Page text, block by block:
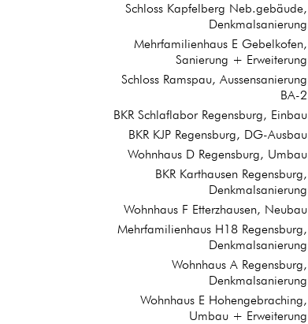
Schloss Kapfelberg Neb.gebäude,
Denkmalsanierung
Mehrfamilienhaus E Gebelkofen,
Sanierung + Erweiterung
Schloss Ramspau, Aussensanierung
BA-2
BKR Schlaflabor Regensburg, Einbau
BKR KJP Regensburg, DG-Ausbau
Wohnhaus D Regensburg, Umbau
BKR Karthausen Regensburg,
Denkmalsanierung
Wohnhaus F Etterzhausen, Neubau
Mehrfamilienhaus H18 Regensburg,
Denkmalsanierung
Wohnhaus A Regensburg,
Denkmalsanierung
Wohnhaus E Hohengebraching,
Umbau + Erweiterung